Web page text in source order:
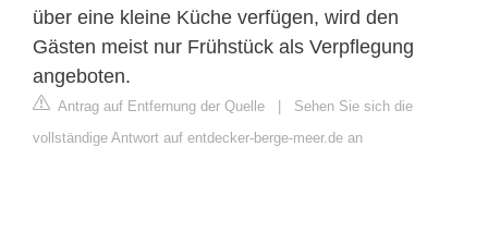
über eine kleine Küche verfügen, wird den
Gästen meist nur Frühstück als Verpflegung
angeboten.
Antrag auf Entfernung der Quelle | Sehen Sie sich die
vollständige Antwort auf entdecker-berge-meer.de an